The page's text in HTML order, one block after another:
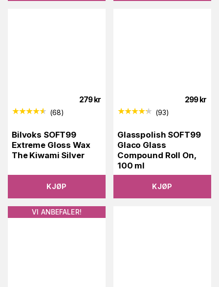
279 kr
(68)
Bilvoks SOFT99
Extreme Gloss Wax
The Kiwami Silver
KJØP
299 kr
(93)
Glasspolish SOFT99
Glaco Glass
Compound Roll On,
100 ml
KJØP
VI ANBEFALER!